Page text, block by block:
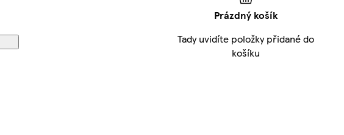
Prázdný košík
Tady uvidíte položky přidané do
košíku